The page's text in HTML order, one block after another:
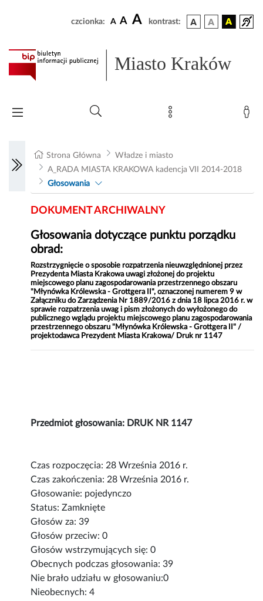
czcionka: A A A kontrast:
Miasto Kraków
Strona Główna
Władze i miasto
A_RADA MIASTA KRAKOWA kadencja VII 2014-2018
Głosowania
DOKUMENT ARCHIWALNY
Głosowania dotyczące punktu porządku
obrad:
Rozstrzygnięcie o sposobie rozpatrzenia nieuwzględnionej przez
Prezydenta Miasta Krakowa uwagi złożonej do projektu
miejscowego planu zagospodarowania przestrzennego obszaru
"Młynówka Królewska - Grottgera II", oznaczonej numerem 9 w
Załączniku do Zarządzenia Nr 1889/2016 z dnia 18 lipca 2016 r. w
sprawie rozpatrzenia uwag i pism złożonych do wyłożonego do
publicznego wglądu projektu miejscowego planu zagospodarowania
przestrzennego obszaru "Młynówka Królewska - Grottgera II" /
projektodawca Prezydent Miasta Krakowa/ Druk nr 1147
Przedmiot głosowania: DRUK NR 1147
Czas rozpoczęcia: 28 Września 2016 r.
Czas zakończenia: 28 Września 2016 r.
Głosowanie: pojedynczo
Status: Zamknięte
Głosów za: 39
Głosów przeciw: 0
Głosów wstrzymujących się: 0
Obecnych podczas głosowania: 39
Nie brało udziału w głosowaniu:0
Nieobecnych: 4